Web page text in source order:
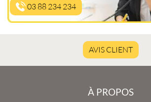
03 88 234 234
AVIS CLIENT
À PROPOS